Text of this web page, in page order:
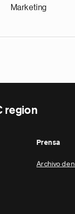
Marketing
region
Prensa
Archivo de